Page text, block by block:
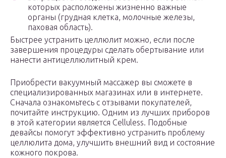
которых расположены жизненно важные
органы (грудная клетка, молочные железы,
паховая область).
Быстрее устранить целлюлит можно, если после
завершения процедуры сделать обертывание или
нанести антицеллюлитный крем.
Приобрести вакуумный массажер вы сможете в
специализированных магазинах или в интернете.
Сначала ознакомьтесь с отзывами покупателей,
почитайте инструкцию. Одним из лучших приборов
в этой категории является Celluless. Подобные
девайсы помогут эффективно устранить проблему
целлюлита дома, улучшить внешний вид и состояние
кожного покрова.